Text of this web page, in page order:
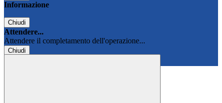
Informazione
Chiudi
Attendere...
Attendere il completamento dell'operazione...
Chiudi